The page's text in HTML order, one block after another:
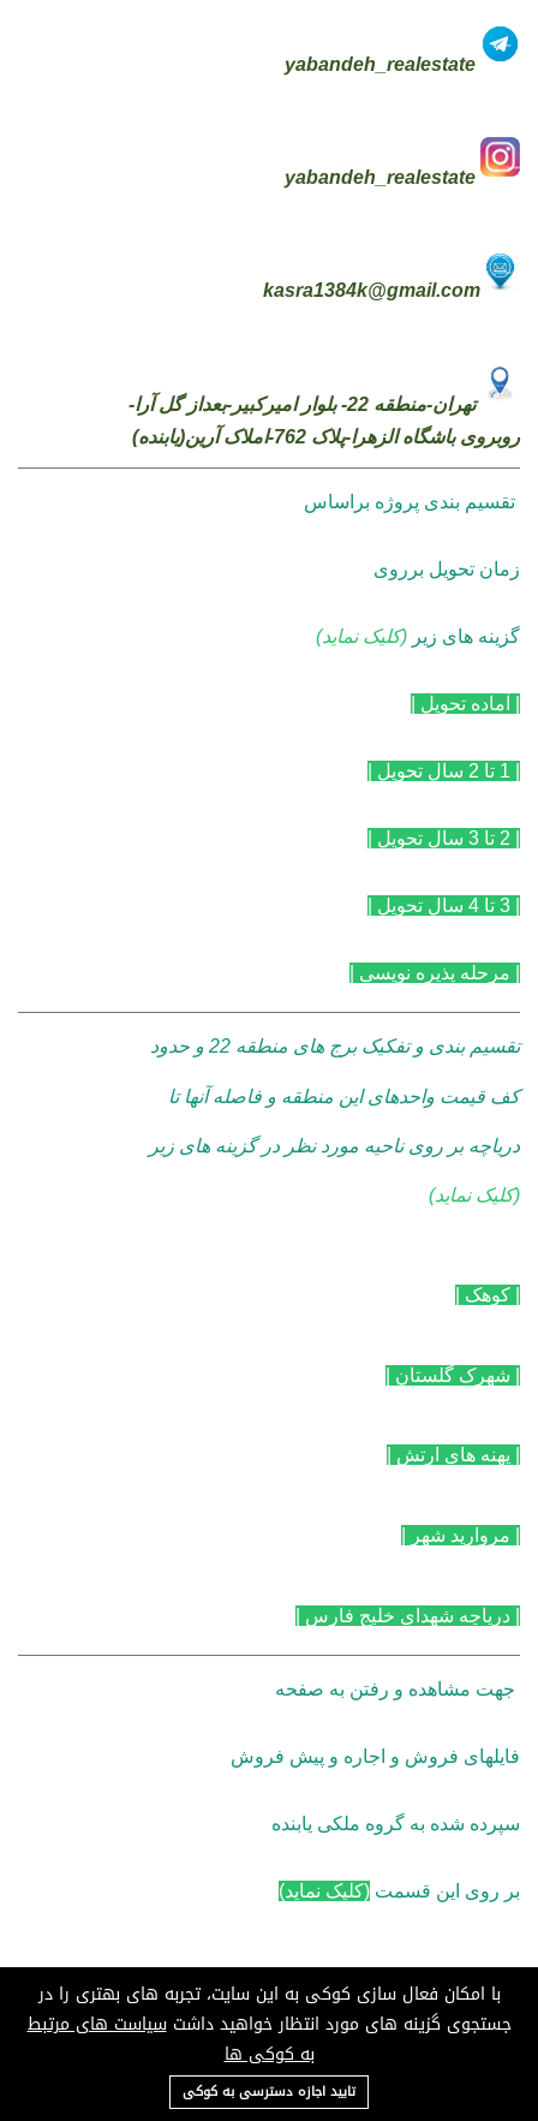
yabandeh_realestate
yabandeh_realestate
kasra1384k@gmail.com
تهران-منطقه 22- بلوار امیرکبیر-بعداز گل آرا-
روبروی باشگاه الزهرا-پلاک 762-املاک آرین(یابنده)
تقسیم بندی پروژه براساس
زمان تحویل برروی
گزینه های زیر (کلیک نماید)
| آماده تحویل |
| مرحله پذیره نویسی |
تقسیم بندی و تفکیک برج های منطقه 22 و حدود
کف قیمت واحدهای این منطقه و فاصله آنها تا
دریاچه بر روی ناحیه مورد نظر در گزینه های زیر
(کلیک نماید)
| کوهک |
| شهرک گلستان |
| پهنه های ارتش |
| مروارید شهر |
| دریاچه شهدای خلیج فارس |
جهت مشاهده و رفتن به صفحه
فایلهای فروش و اجاره و پیش فروش
سپرده شده به گروه ملکی یابنده
بر روی این قسمت (کلیک نماید)
ادامه توضیحات برج امام حسن مجتبی(ع) یا رزلند
09124685136
با امکان فعال سازی کوکی به این سایت، تجربه های بهتری را در
جستجوی گزینه های مورد انتظار خواهید داشتسیاست های مرتبط
به کوکی ها
تایید اجازه دسترسی به کوکی